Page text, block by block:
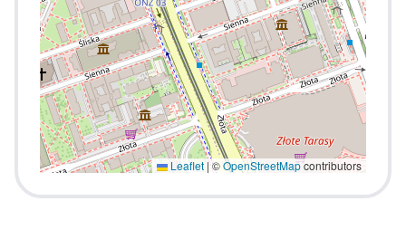
Leaflet |©OpenStreetMapcontributors